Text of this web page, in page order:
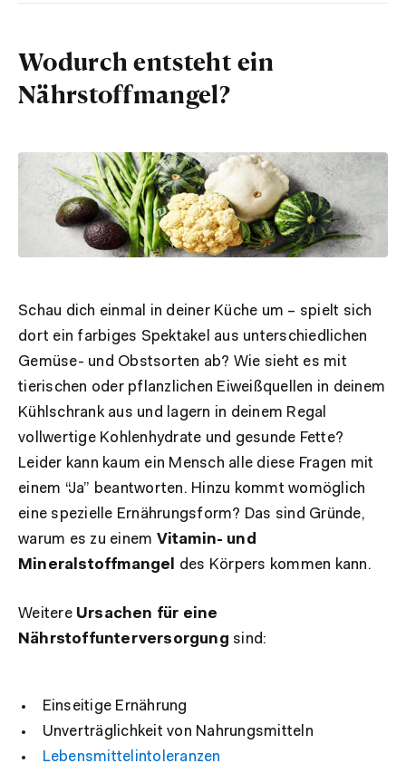
Wodurch entsteht ein
Nährstoffmangel?
Schau dich einmal in deiner Küche um – spielt sich
dort ein farbiges Spektakel aus unterschiedlichen
Gemüse- und Obstsorten ab? Wie sieht es mit
tierischen oder pflanzlichen Eiweißquellen in deinem
Kühlschrank aus und lagern in deinem Regal
vollwertige Kohlenhydrate und gesunde Fette?
Leider kann kaum ein Mensch alle diese Fragen mit
einem “Ja” beantworten. Hinzu kommt womöglich
eine spezielle Ernährungsform? Das sind Gründe,
warum es zu einem Vitamin- und
Mineralstoffmangel
des Körpers kommen kann.
Weitere Ursachen für eine
Nährstoffunterversorgung sind:
Einseitige Ernährung
Unverträglichkeit von Nahrungsmitteln
Lebensmittelintoleranzen